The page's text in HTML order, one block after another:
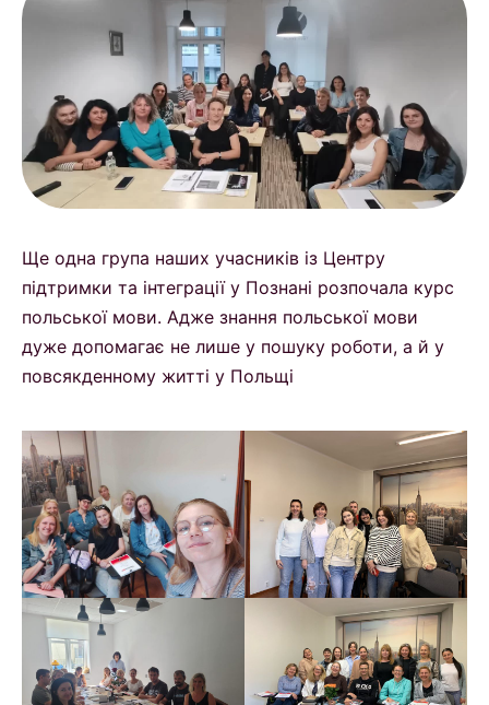
Ще одна група наших учасників із Центру
підтримки та інтеграції у Познані розпочала курс
польської мови. Адже знання польської мови
дуже допомагає не лише у пошуку роботи, а й у
повсякденному житті у Польщі